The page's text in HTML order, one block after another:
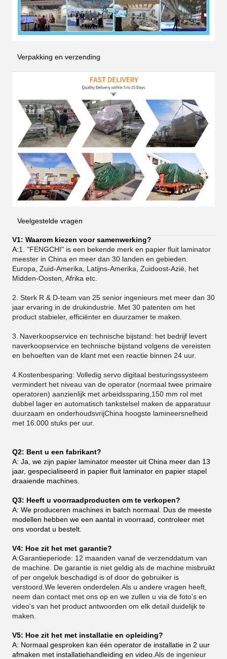
Verpakking en verzending
Veelgestelde vragen
V1: Waarom kiezen voor samenwerking?
A:1. "FENGCHI" is een bekende merk en papier fluit laminator
meester in China en meer dan 30 landen en gebieden.
Europa, Zuid-Amerika, Latijns-Amerika, Zuidoost-Azië, het
Midden-Oosten, Afrika etc.
2. Sterk R & D-team van 25 senior ingenieurs met meer dan 30
jaar ervaring in de drukindustrie. Met 30 patenten om het
product stabieler, efficiënter en duurzamer te maken.
3. Naverkoopservice en technische bijstand: het bedrijf levert
naverkoopservice en technische bijstand volgens de vereisten
en behoeften van de klant met een reactie binnen 24 uur.
4.Kostenbesparing: Volledig servo digitaal besturingssysteem
vermindert het niveau van de operator (normaal twee primaire
operatoren) aanzienlijk met arbeidssparing,150 mm rol met
dubbel lager en automatisch tankstelsel maken de apparatuur
duurzaam en onderhoudsvrijChina hoogste lamineersnelheid
met 16.000 stuks per uur.
Q2: Bent u een fabrikant?
A: Ja, we zijn papier laminator meester uit China meer dan 13
jaar, gespecialiseerd in papier fluit laminator en papier stapel
draaiende machines.
Q3: Heeft u voorraadproducten om te verkopen?
A: We produceren machines in batch normaal. Dus de meeste
modellen hebben we een aantal in voorraad, controleer met
ons voordat u bestelt.
V4: Hoe zit het met garantie?
A:Garantieperiode: 12 maanden vanaf de verzenddatum van
de machine. De garantie is niet geldig als de machine misbruikt
of per ongeluk beschadigd is of door de gebruiker is
verstoord.We leveren onderdelen.Als u andere vragen heeft,
neem dan contact met ons op en we zullen u via de foto's en
video's van het product antwoorden om elk detail duidelijk te
maken.
V5: Hoe zit het met installatie en opleiding?
A: Normaal gesproken kan één operator de installatie in 2 uur
afmaken met installatiehandleiding en video. Als de ingenieur